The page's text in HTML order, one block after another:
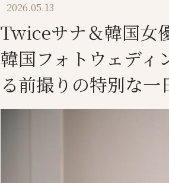
2026.05.13
Twiceサナ＆韓国女
韓国フォトウェディ
る前撮りの特別な一